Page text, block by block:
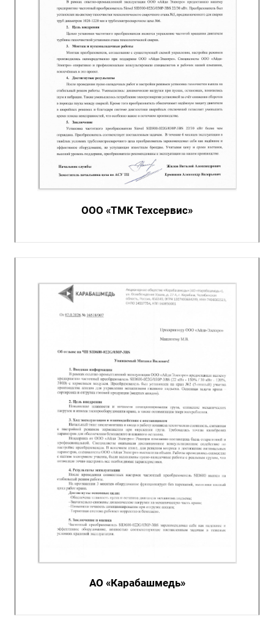
ООО «ТМК Техсервис»
АО «Карабашмедь»